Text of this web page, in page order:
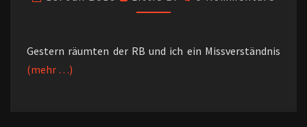
Gestern räumten der RB und ich ein Missverständnis
(mehr …)